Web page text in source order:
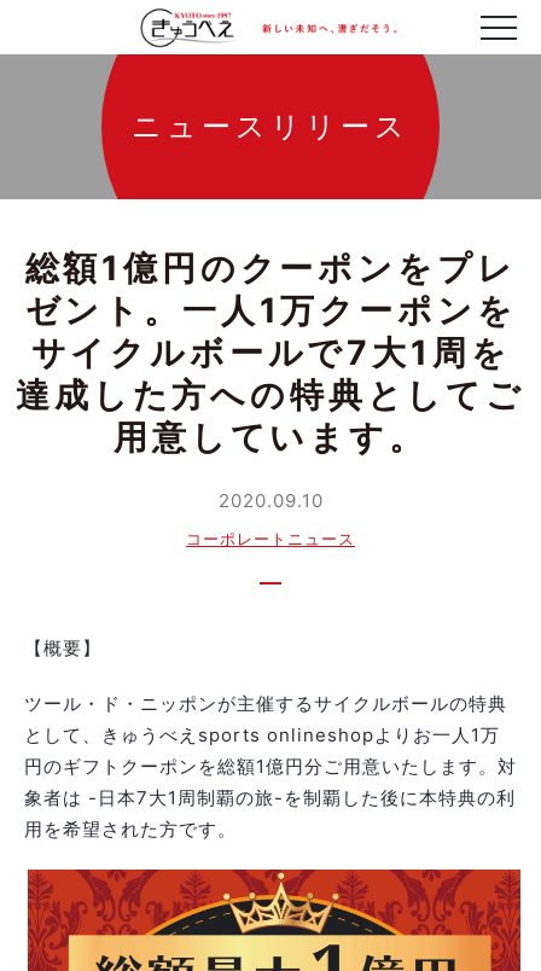
ニュースリリース
総額1億円のクーポンをプレ
ゼント。一人1万クーポンを
サイクルボールで7大1周を
達成した方への特典としてご
用意しています。
2020.09.10
コーポレートニュース
【概要】
ツール・ド・ニッポンが主催するサイクルボールの特典
として、
きゅうべえsports onlineshopよりお一人1万
円のギフトクーポンを総額1億円分ご用意いたします。対
象者は -日本7大1周制覇の旅-を制覇した後に本特典の利
用を希望された方です。